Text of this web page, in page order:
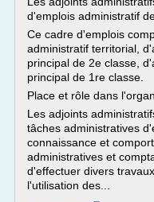
d'emplois administratif
Ce cadre d'emplois
administratif territorial,
principal de 2e classe,
principal de 1re classe.
Place et rôle dans
Les adjoints
tâches administratives
connaissance et
administratives et
d'effectuer divers
l'utilisation des...